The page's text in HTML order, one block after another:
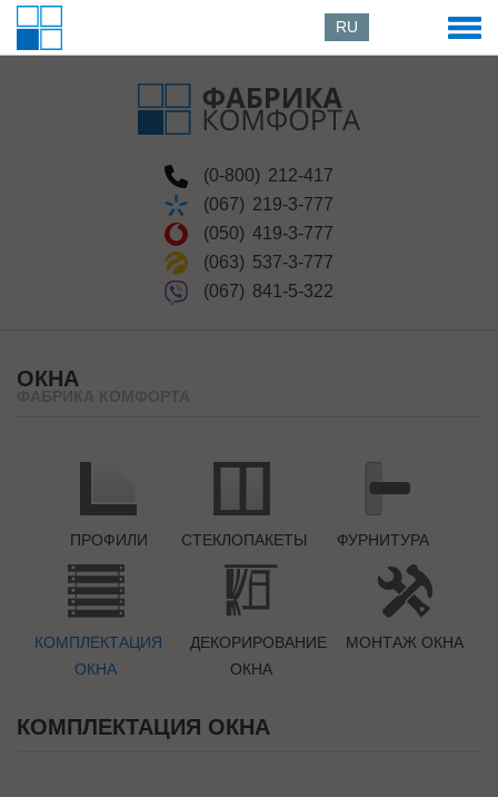
(0-800) 212-417
(067) 219-3-777
(050) 419-3-777
(063) 537-3-777
(067) 841-5-322
RU
ОКНА
ПРОФИЛИ СТЕКЛОПАКЕТЫ ФУРНИТУРА
КОМПЛЕКТАЦИЯ
ОКНА
ДЕКОРИРОВАНИЕ
ОКНА
МОНТАЖ ОКНА
КОМПЛЕКТАЦИЯ ОКНА